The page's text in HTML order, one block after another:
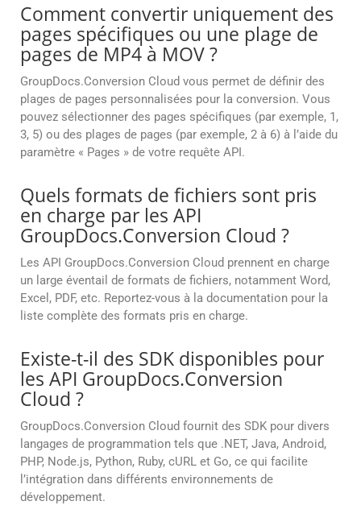
Comment convertir uniquement des
pages spécifiques ou une plage de
pages de MP4 à MOV ?
GroupDocs.Conversion Cloud vous permet de définir des
plages de pages personnalisées pour la conversion. Vous
pouvez sélectionner des pages spécifiques (par exemple, 1,
3, 5) ou des plages de pages (par exemple, 2 à 6) à l’aide du
paramètre « Pages » de votre requête API.
Quels formats de fichiers sont pris
en charge par les API
GroupDocs.Conversion Cloud ?
Les API GroupDocs.Conversion Cloud prennent en charge
un large éventail de formats de fichiers, notamment Word,
Excel, PDF, etc. Reportez-vous à la documentation pour la
liste complète des formats pris en charge.
Existe-t-il des SDK disponibles pour
les API GroupDocs.Conversion
Cloud ?
GroupDocs.Conversion Cloud fournit des SDK pour divers
langages de programmation tels que .NET, Java, Android,
PHP, Node.js, Python, Ruby, cURL et Go, ce qui facilite
l’intégration dans différents environnements de
développement.